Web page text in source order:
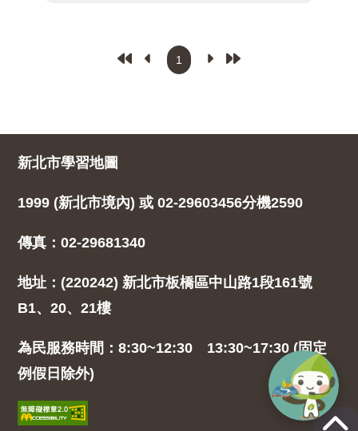
新北市學習地圖
1999 (新北市境內) 或 02-29603456分機2590
傳真：02-29681340
地址：(220242) 新北市板橋區中山路1段161號
B1、20、21樓
為民服務時間：8:30~12:30 13:30~17:30 (固定
例假日除外)